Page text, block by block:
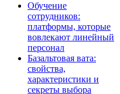
Обучение
сотрудников:
платформы, которые
вовлекают линейный
персонал
Базальтовая вата:
свойства,
характеристики и
секреты выбора